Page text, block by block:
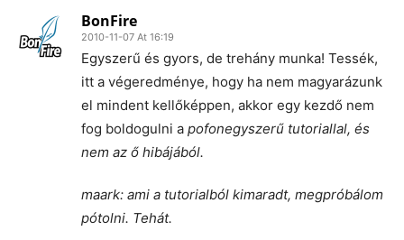
BonFire
2010-11-07 At 16:19
Egyszerű és gyors, de trehány munka! Tessék,
itt a végeredménye, hogy ha nem magyarázunk
el mindent kellőképpen, akkor egy kezdő nem
fog boldogulni a pofonegyszerű tutoriallal, és
nem az ő hibájából.
maark: ami a tutorialból kimaradt, megpróbálom
pótolni. Tehát.